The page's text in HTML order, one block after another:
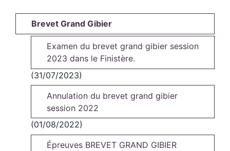
Brevet Grand Gibier
Examen du brevet grand gibier session
2023 dans le Finistère.
(31/07/2023)
Annulation du brevet grand gibier
session 2022
(01/08/2022)
Épreuves BREVET GRAND GIBIER